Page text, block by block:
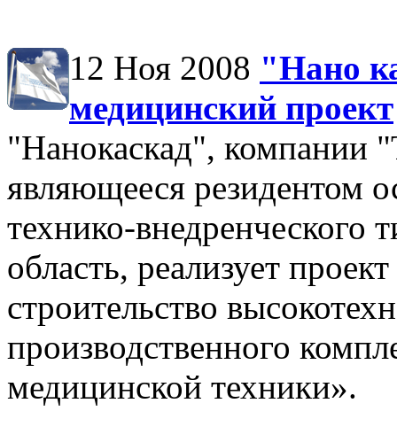
12 Ноя 2008 "Нано
медицинский проект
"Нанокаскад",
являющееся резидентом
технико-внедренческого
область, реализует
строительство
производственного
медицинской техники».